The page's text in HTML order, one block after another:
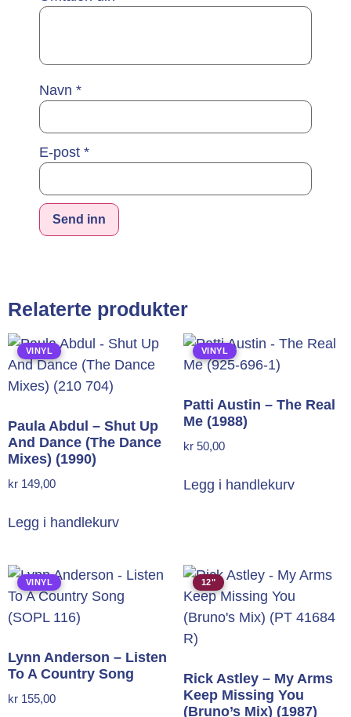
Navn *
E-post *
Relaterte produkter
VINYL
Paula Abdul – Shut Up
And Dance (The Dance
Mixes) (1990)
kr 149,00
Legg i handlekurv
VINYL
Patti Austin – The Real
Me (1988)
kr 50,00
Legg i handlekurv
VINYL
Lynn Anderson – Listen
To A Country Song
kr 155,00
12"
Rick Astley – My Arms
Keep Missing You
(Bruno’s Mix) (1987)